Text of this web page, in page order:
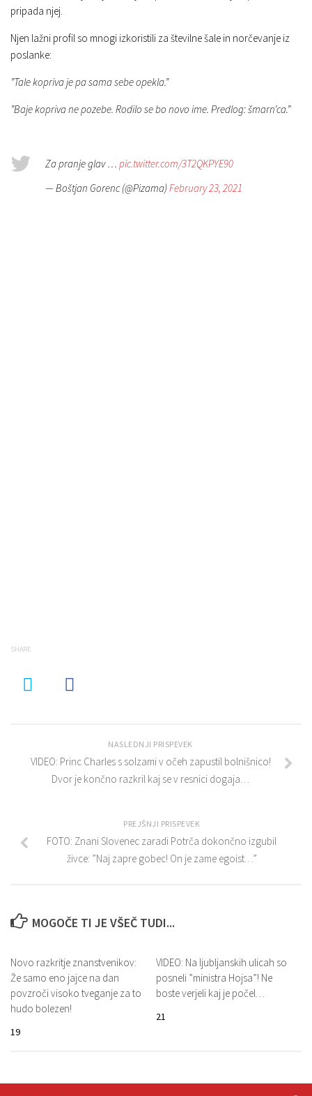
pripada njej.
Njen lažni profil so mnogi izkoristili za številne šale in norčevanje iz
poslanke:
”Tale kopriva je pa sama sebe opekla.”
”Baje kopriva ne pozebe. Rodilo se bo novo ime. Predlog: šmarn’ca.”
Za pranje glav … pic.twitter.com/3T2QKPYE90
— Boštjan Gorenc (@Pizama) February 23, 2021
SHARE
NASLEDNJI PRISPEVEK
VIDEO: Princ Charles s solzami v očeh zapustil bolnišnico!
Dvor je končno razkril kaj se v resnici dogaja…
PREJŠNJI PRISPEVEK
FOTO: Znani Slovenec zaradi Potrča dokončno izgubil
živce: ”Naj zapre gobec! On je zame egoist…”
MOGOČE TI JE VŠEČ TUDI...
Novo razkritje znanstvenikov:
Že samo eno jajce na dan
povzroči visoko tveganje za to
hudo bolezen!
19
VIDEO: Na ljubljanskih ulicah so
posneli ”ministra Hojsa”! Ne
boste verjeli kaj je počel…
21